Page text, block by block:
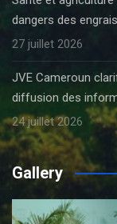
dangers des
27 juillet 2026
JVE Cameroun
diffusion des
24 juillet 2026
Gallery